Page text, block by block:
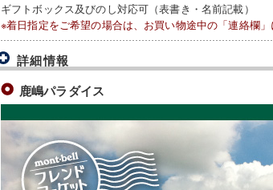
ギフトボックス及びのし対応可（表書き・名前記載）
※着日指定をご希望の場合は、お買い物途中の「連絡欄
詳細情報
鹿嶋パラダイス